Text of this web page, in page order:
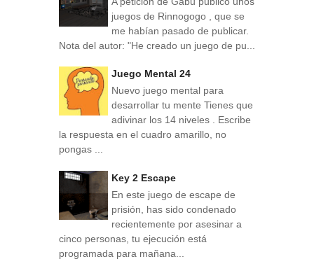
juegos de Rinnogogo , que se
me habían pasado de publicar.
Nota del autor: "He creado un juego de pu...
Juego Mental 24
Nuevo juego mental para
desarrollar tu mente Tienes que
adivinar los 14 niveles . Escribe
la respuesta en el cuadro amarillo, no
pongas ...
Key 2 Escape
En este juego de escape de
prisión, has sido condenado
recientemente por asesinar a
cinco personas, tu ejecución está
programada para mañana...